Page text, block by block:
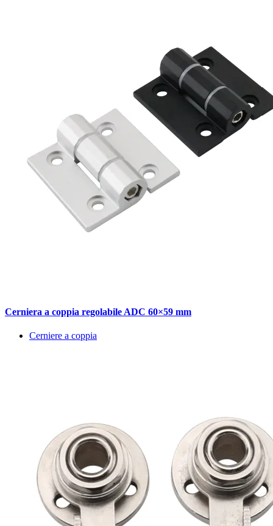
Cerniera a coppia regolabile ADC 60×59 mm
Cerniere a coppia